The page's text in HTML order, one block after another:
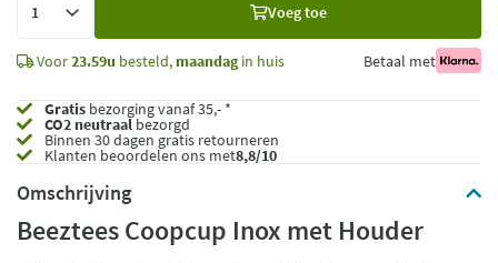
Voeg toe
Voor23.59u besteld, maandagin huis Betaal met
Gratis bezorging vanaf 35,- *
CO2 neutraalbezorgd
Binnen 30 dagen gratis retourneren
Klanten beoordelen ons met8,8/10
Omschrijving
Beeztees Coopcup Inox met Houder